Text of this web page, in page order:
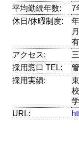
平均勤続年数:
7
休日/休暇制度:
アクセス:
採用窓口 TEL:
採用実績:
URL: